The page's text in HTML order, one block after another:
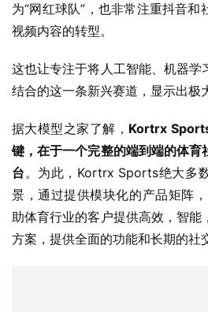
这也让专注于将人工智能、机器学
结合的这一条新兴赛道，显示出极
据大模型之家了解，Kortrx
键，在于一个完整的端到端的体育
台 。为此，Kortrx Sports绝大多
景，通过提供模块化的产品矩阵
助体育行业的客户提供高效，智能
方案，提供全面的功能和长期的社